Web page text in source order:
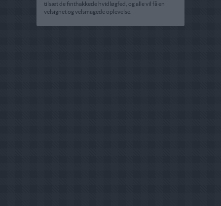
tilsæt de finthakkede hvidløgfed, og alle vil få en
velsignet og velsmagede oplevelse.